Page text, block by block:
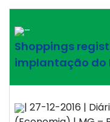
–
Shoppings
implantação do
| 27-12-2016 |